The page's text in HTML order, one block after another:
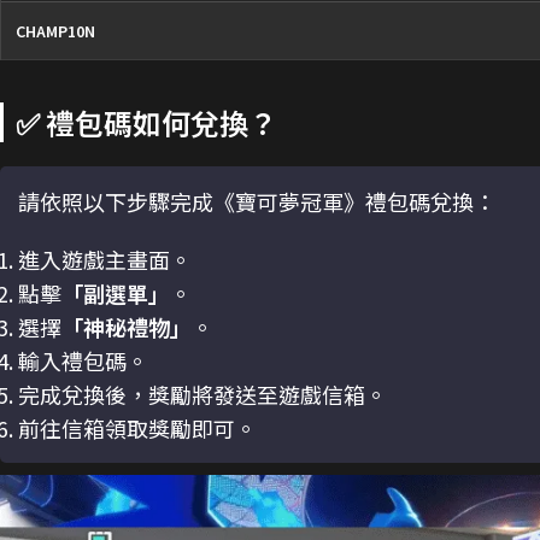
CHAMP10N
✅ 禮包碼如何兌換？
請依照以下步驟完成《寶可夢冠軍》禮包碼兌換：
進入遊戲主畫面。
點擊 「副選單」
。
選擇 「神秘禮物」
。
輸入禮包碼。
完成兌換後，獎勵將發送至遊戲信箱。
前往信箱領取獎勵即可。